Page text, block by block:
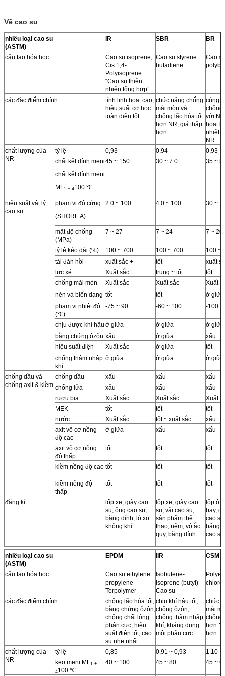
Về cao su
nhiều loại cao su
(ASTM)
IR SBR BR
cấu tạo hóa học
Cao su isoprene,
Cis 1,4-
Polyisoprene
“Cao su thiên
nhiên tổng hợp”
Cao su styrene
butadiene
Cao su
các đặc điểm chính
tính linh hoạt cao,
hiệu suất cơ học
toàn diện tốt
chức năng chống
mài mòn và
chống lão hóa tốt
hơn NR, giá thấp
hơn
cùng
chống
với
hoạt
nhiệt
NR
chất lượng của
NR
tỷ lệ 0,93 0,94
0,93
chất kết dính meni
chất kết dính meni
ML1 + 4100 ℃
45 ~ 150 30 ~ 7 0 35 ~
hiệu suất vật lý
cao su
phạm vi độ cứng
(SHORE A)
2 0 ~ 100 4 0 ~ 100 30 ~
mật độ chống
(MPa)
7 ~ 27 7 ~ 24 7 ~ 20
tỷ lệ kéo dài (%) 100 ~ 700 100 ~ 700
100 ~
tái đàn hồi
xuất sắc + tốt
xuất
lực xé
Xuất sắc trung ~ tốt
tốt
chống mài mòn
Xuất sắc Xuất sắc
Xuất
nén và biến dạng tốt tốt
ở giữa
phạm vi nhiệt độ
(℃)
-75 ~ 90 -60 ~ 100 -100 ~
chịu được khí hậu ở giữa ở giữa
ở giữa
bằng chứng ôzôn xấu ở giữa
xấu
hiệu suất điện
Xuất sắc ở giữa
tốt
chống thâm nhập
khí
ở giữa ở giữa ở giữa
chống dầu và
chống axit & kiềm
chống dầu xấu xấu
xấu
chống lửa
xấu xấu
xấu
rượu bia
Xuất sắc Xuất sắc
Xuất
MEK
tốt tốt
tốt
nước
Xuất sắc tốt ~ xuất sắc
xấu
axit vô cơ nồng
độ cao
ở giữa xấu xấu
axit vô cơ nồng
độ thấp
tốt tốt tốt
kiềm nồng độ cao tốt tốt tốt
kiềm nồng độ
thấp
tốt tốt tốt
đăng kí
lốp xe, giày cao
su, ống cao su,
băng dính, lò xo
không khí
lốp xe, giày cao
su, vải cao su,
sản phẩm thể
thao, nệm, vỏ ắc
quy, băng dính
lốp ô
bay,
cao
băng
cao su
nhiều loại cao su
(ASTM)
EPDM IIR CSM
cấu tạo hóa học
Cao su ethylene
propylene
Terpolymer
Isobutene-
Isoprene (butyl)
Cao su
các đặc điểm chính
chống lão hóa tốt,
bằng chứng ôzôn,
chống chất lỏng
phân cực, hiệu
suất điện tốt, cao
su nhẹ nhất
chịu khí hậu tốt,
chống ôzôn,
chống thâm nhập
khí, kháng dung
môi phân cực
chức
mài
chống
hơn
hơn.
chất lượng của
NR
tỷ lệ 0,85 0,91 ~ 0,93
1.10
keo meni ML1 +
4100 ℃
40 ~ 100 45 ~ 80 45 ~